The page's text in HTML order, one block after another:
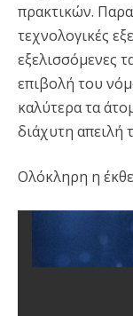
πρακτικών.
τεχνολογικές
εξελισσόμενες
επιβολή του
καλύτερα τα
διάχυτη απειλή
Ολόκληρη η